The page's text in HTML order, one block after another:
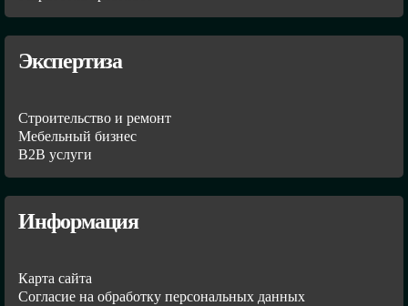
Экспертиза
Строительство и ремонт
Мебельный бизнес
В2В услуги
Информация
Карта сайта
Согласие на обработку персональных данных